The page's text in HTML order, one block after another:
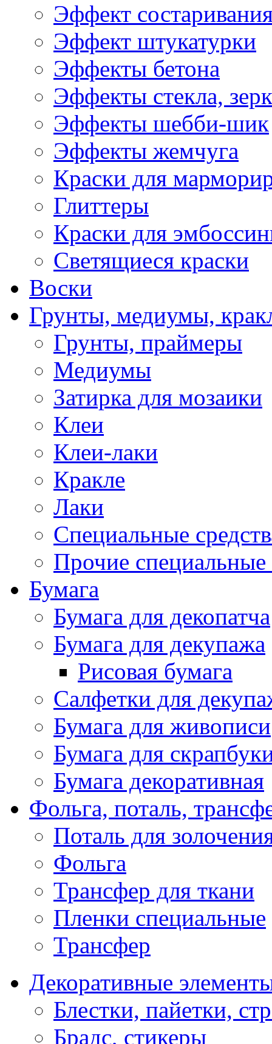
Эффект
Эффект штукатурки
Эффекты бетона
Эффекты стекла,
Эффекты шебби-шик
Эффекты жемчуга
Краски для
Глиттеры
Краски для
Светящиеся краски
Воски
Грунты, медиумы,
Грунты, праймеры
Медиумы
Затирка для мозаики
Клеи
Клеи-лаки
Кракле
Лаки
Специальные
Прочие специальные
Бумага
Бумага для декопатча
Бумага для декупажа
Рисовая бумага
Салфетки для
Бумага для живописи
Бумага для
Бумага декоративная
Фольга, поталь,
Поталь для
Фольга
Трансфер для ткани
Пленки специальные
Трансфер
Декоративные
Блестки, пайетки,
Брадс, стикеры